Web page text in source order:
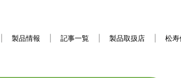
製品情報 記事一覧 製品取扱店 松寿